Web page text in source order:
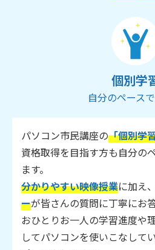
個別学
自分のペース
パソコン市民講座の「個別学
資格取得を目指す方も自分の
ます。
分かりやすい映像授業に加え、
ーが皆さんの質問に丁寧にお
おひとりお一人の学習進度や
してパソコンを使いこなして